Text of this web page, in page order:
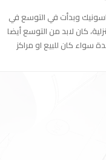
وبدأت في التوسع في
كان لابد من التوسع أيضا
سواء كان للبيع او مراكز